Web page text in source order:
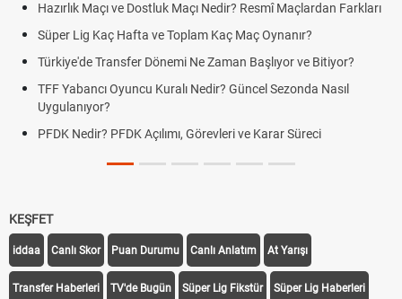
Hazırlık Maçı ve Dostluk Maçı Nedir? Resmî Maçlardan Farkları
Süper Lig Kaç Hafta ve Toplam Kaç Maç Oynanır?
Türkiye'de Transfer Dönemi Ne Zaman Başlıyor ve Bitiyor?
TFF Yabancı Oyuncu Kuralı Nedir? Güncel Sezonda Nasıl
Uygulanıyor?
PFDK Nedir? PFDK Açılımı, Görevleri ve Karar Süreci
KEŞFET
iddaa Canlı Skor Puan Durumu Canlı Anlatım At Yarışı
Transfer Haberleri TV'de Bugün Süper Lig Fikstür Süper Lig Haberleri